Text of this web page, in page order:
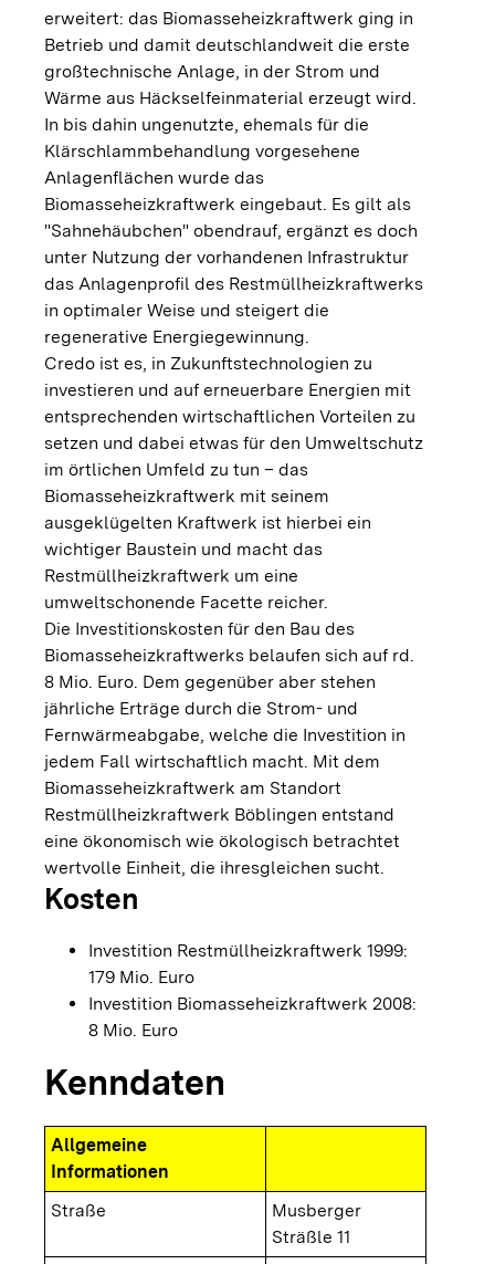
erweitert: das Biomasseheizkraftwerk ging in
Betrieb und damit deutschlandweit die erste
großtechnische Anlage, in der Strom und
Wärme aus Häckselfeinmaterial erzeugt wird.
In bis dahin ungenutzte, ehemals für die
Klärschlammbehandlung vorgesehene
Anlagenflächen wurde das
Biomasseheizkraftwerk eingebaut. Es gilt als
"Sahnehäubchen" obendrauf, ergänzt es doch
unter Nutzung der vorhandenen Infrastruktur
das Anlagenprofil des Restmüllheizkraftwerks
in optimaler Weise und steigert die
regenerative Energiegewinnung.
Credo ist es, in Zukunftstechnologien zu
investieren und auf erneuerbare Energien mit
entsprechenden wirtschaftlichen Vorteilen zu
setzen und dabei etwas für den Umweltschutz
im örtlichen Umfeld zu tun – das
Biomasseheizkraftwerk mit seinem
ausgeklügelten Kraftwerk ist hierbei ein
wichtiger Baustein und macht das
Restmüllheizkraftwerk um eine
umweltschonende Facette reicher.
Die Investitionskosten für den Bau des
Biomasseheizkraftwerks belaufen sich auf rd.
8 Mio. Euro. Dem gegenüber aber stehen
jährliche Erträge durch die Strom- und
Fernwärmeabgabe, welche die Investition in
jedem Fall wirtschaftlich macht. Mit dem
Biomasseheizkraftwerk am Standort
Restmüllheizkraftwerk Böblingen entstand
eine ökonomisch wie ökologisch betrachtet
wertvolle Einheit, die ihresgleichen sucht.
Kosten
Investition Restmüllheizkraftwerk 1999:
179 Mio. Euro
Investition Biomasseheizkraftwerk 2008:
8 Mio. Euro
Kenndaten
Allgemeine
Informationen
Straße
Musberger
Sträßle 11